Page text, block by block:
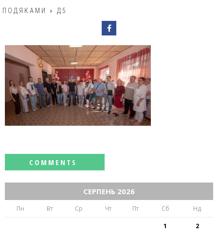
ПОДЯКАМИ » Д5
СЕРПЕНЬ 2026
Пн Вт Ср Чт Пт Сб Нд
1 2